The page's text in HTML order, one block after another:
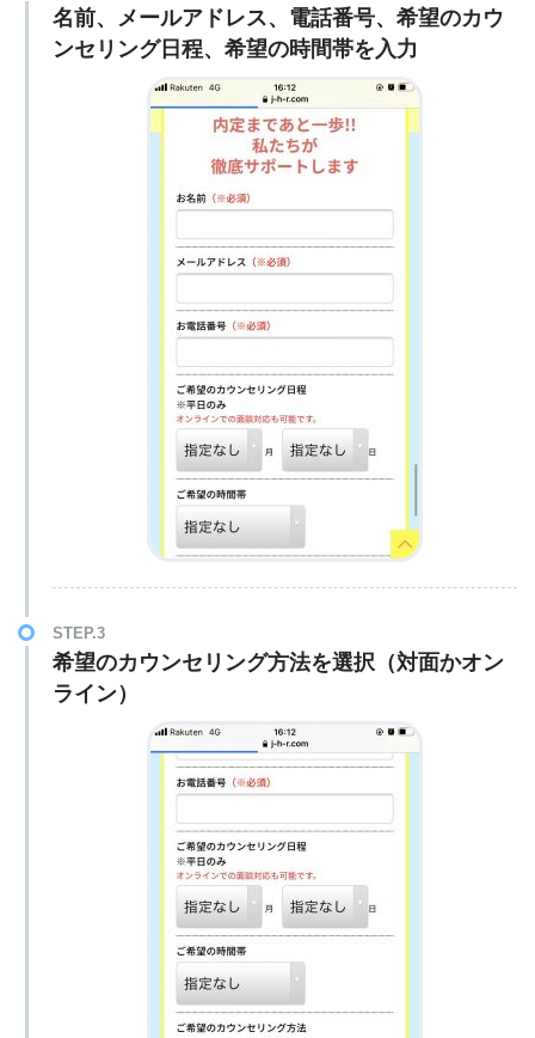
名前、メールアドレス、電話番号、希望のカウ
ンセリング日程、希望の時間帯を入力
STEP.3
希望のカウンセリング方法を選択（対面かオン
ライン）